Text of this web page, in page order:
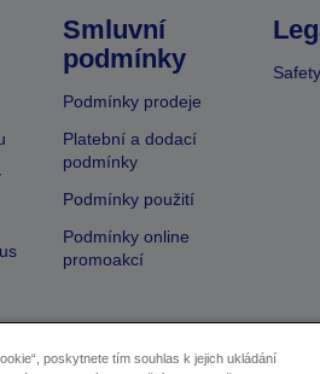
Smluvní
podmínky
Podmínky prodeje
Platební a dodací
podmínky
Podmínky použití
Podmínky online
promoakcí
poskytnete tím souhlas k jejich ukládání